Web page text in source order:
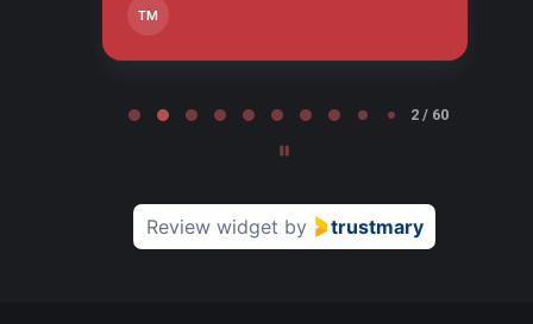
TM
2 / 60
Review widget by trustmary